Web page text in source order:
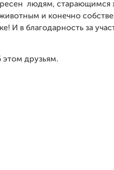
людям, старающимся
и конечно
И в благодарность за
этом друзьям.